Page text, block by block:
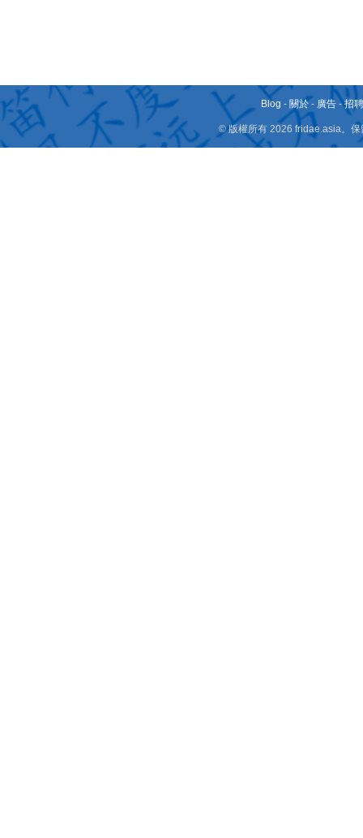
Blog - 關於 - 廣告 -招
© 版權所有 2026 fridae.asia。